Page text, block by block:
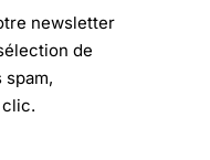
newsletter
de
spam,